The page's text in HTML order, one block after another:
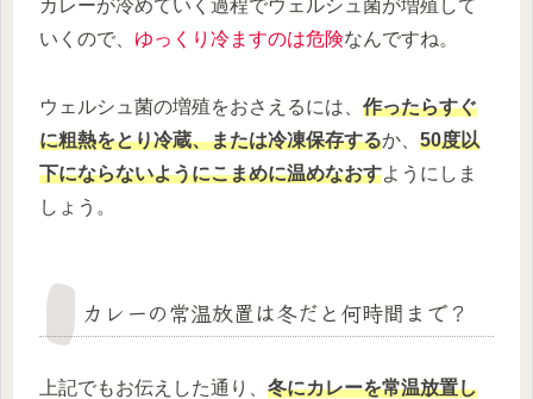
カレーが冷めていく過程でウェルシュ菌が増殖して
いくので、 ゆっくり冷ますのは危険なんですね。
ウェルシュ菌の増殖をおさえるには、 作ったらすぐ
に粗熱をとり冷蔵、または冷凍保存するか、 50度以
下にならないようにこまめに温めなおすようにしま
しょう。
カレーの常温放置は冬だと何時間まで？
上記でもお伝えした通り、 冬にカレーを常温放置し